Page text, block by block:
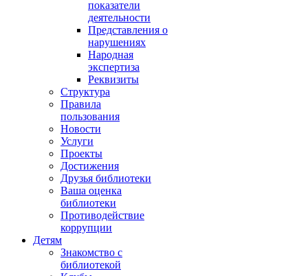
показатели
деятельности
Представления о
нарушениях
Народная
экспертиза
Реквизиты
Структура
Правила
пользования
Новости
Услуги
Проекты
Достижения
Друзья библиотеки
Ваша оценка
библиотеки
Противодействие
коррупции
Детям
Знакомство с
библиотекой